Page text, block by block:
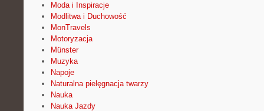
Moda i Inspiracje
Modlitwa i Duchowość
MonTravels
Motoryzacja
Münster
Muzyka
Napoje
Naturalna pielęgnacja twarzy
Nauka
Nauka Jazdy